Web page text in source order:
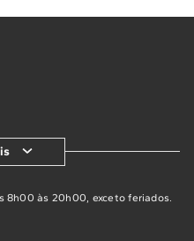
8h00 às 20h00, exceto feriados.